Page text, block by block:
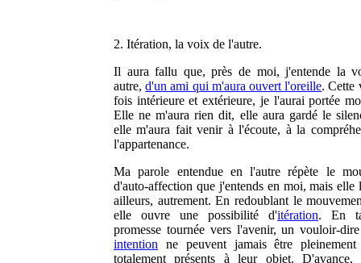
2. Itération, la voix de l'autre.
Il aura fallu que, près de moi, j'entende la
autre,d'un ami qui m'aura ouvert l'oreille. Cette
fois intérieure et extérieure, je l'aurai portée
Elle ne m'aura rien dit, elle aura gardé le
elle m'aura fait venir à l'écoute, à la
l'appartenance.
Ma parole entendue en l'autre répète le
d'auto-affection que j'entends en moi, mais elle
ailleurs, autrement. En redoublant le
elle ouvre une possibilité d'itération. En
promesse tournée vers l'avenir, un vouloir-
intention ne peuvent jamais être pleinement
totalement présents à leur objet.